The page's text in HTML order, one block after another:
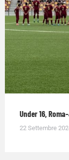
Under 16,
22 Settembre